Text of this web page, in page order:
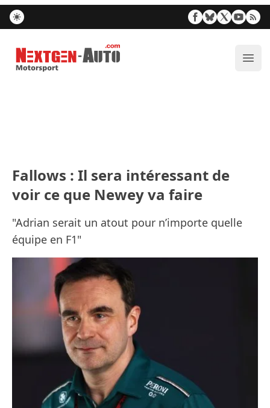
Nextgen-Auto.com
Fallows : Il sera intéressant de
voir ce que Newey va faire
"Adrian serait un atout pour n’importe quelle
équipe en F1"